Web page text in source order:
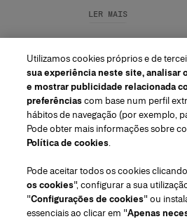
LER MAIS
Região/Idioma
Atendimento ao cliente
Encontrar uma loja
Fale
Envios e devoluções de Beleza
Envios
Sobre nós
Utilizamos cookies próprios e de
sua experiência neste site, analisar
e mostrar publicidade relacionada
preferênciascom base num perfil
hábitos de navegação (por exemplo,
Pode obter mais informações sobre
Política de cookies.
Pode aceitar todos os cookies
os cookies", configurar a sua
"Configurações de cookies" ou
essenciais ao clicar em "Apenas